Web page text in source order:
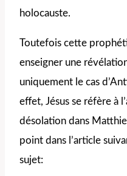
holocauste.
Toutefois cette
enseigner une
uniquement le cas
effet, Jésus se réfère à
désolation dans
point dans l’article
sujet: